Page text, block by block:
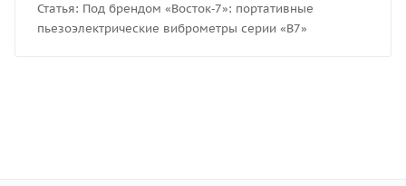
Статья: Под брендом «Восток‑7»: портативные
пьезоэлектрические виброметры серии «В7»